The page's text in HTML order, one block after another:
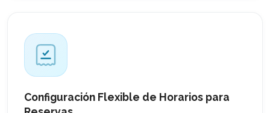
Configuración Flexible de Horarios para